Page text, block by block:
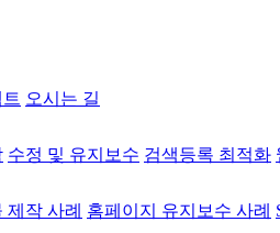
오시는 길
수정 및 유지보수 검색등록 최적화
제작 사례 홈페이지 유지보수 사례